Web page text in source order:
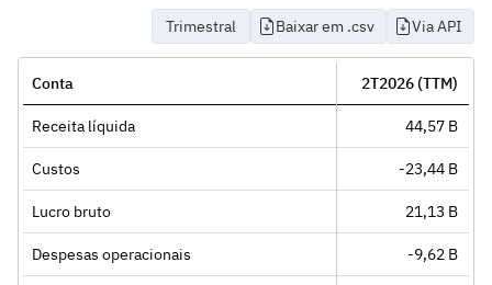
Trimestral Baixar em .csv Via API
Conta 2T2026 (TTM)
Receita líquida 44,57 B
Custos -23,44 B
Lucro bruto 21,13 B
Despesas operacionais -9,62 B